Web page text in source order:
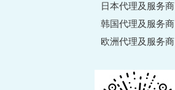
日本代理及服务商
韩国代理及服务商
欧洲代理及服务商